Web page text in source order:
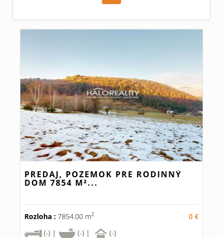
PREDAJ, POZEMOK PRE RODINNÝ
DOM 7854 M²...
Rozloha : 7854.00 m2
0 €
(-) |
(-) | (-)